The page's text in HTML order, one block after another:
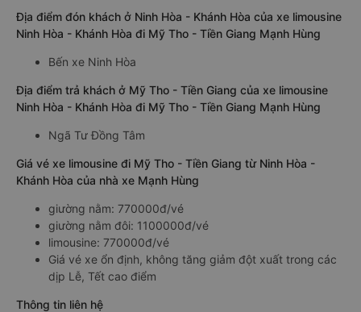
Địa điểm đón khách ở Ninh Hòa - Khánh Hòa của xe limousine
Ninh Hòa - Khánh Hòa đi Mỹ Tho - Tiền Giang Mạnh Hùng
Bến xe Ninh Hòa
Địa điểm trả khách ở Mỹ Tho - Tiền Giang của xe limousine
Ninh Hòa - Khánh Hòa đi Mỹ Tho - Tiền Giang Mạnh Hùng
Ngã Tư Đồng Tâm
Giá vé xe limousine đi Mỹ Tho - Tiền Giang từ Ninh Hòa -
Khánh Hòa của nhà xe Mạnh Hùng
giường nằm: 770000đ/vé
giường nằm đôi: 1100000đ/vé
limousine: 770000đ/vé
Giá vé xe ổn định, không tăng giảm đột xuất trong các
dịp Lễ, Tết cao điểm
Thông tin liên hệ